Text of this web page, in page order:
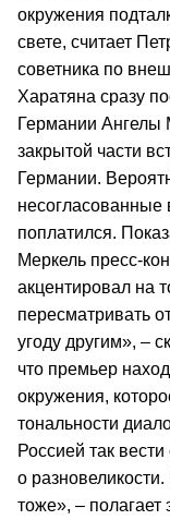
окружения
свете, считает
советника по
Харатяна сразу
Германии Ангелы
закрытой части
Германии.
несогласованные
поплатился.
Меркель пресс-
акцентировал на
пересматривать
угоду другим», –
что премьер
окружения,
тональности
Россией так
о
тоже», – полагает